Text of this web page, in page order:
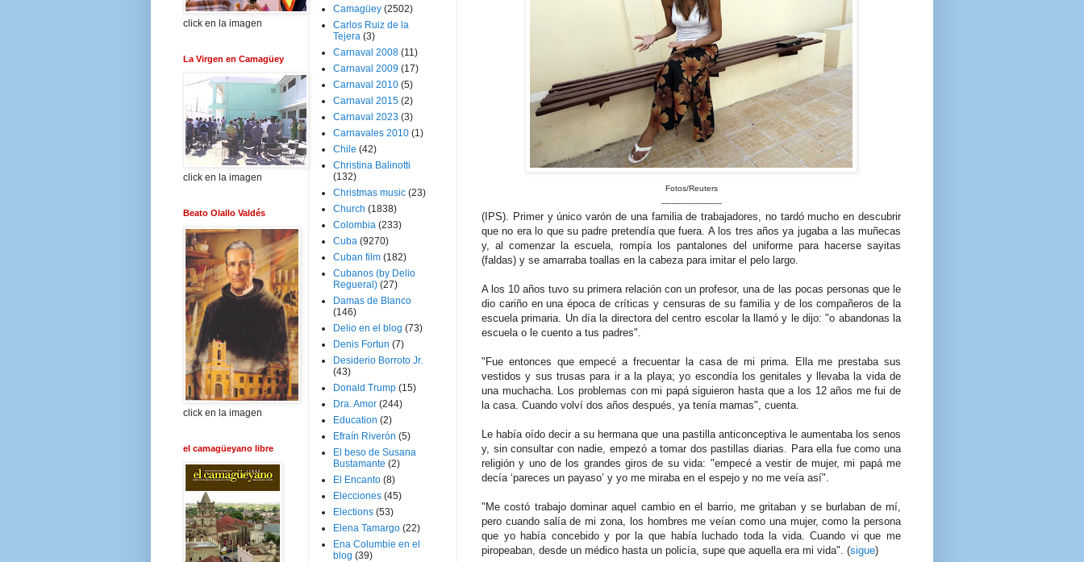
Fotos/Reuters
-------------------------
(IPS). Primer y único varón de una familia de trabajadores, no tardó mucho en descubrir
que no era lo que su padre pretendía que fuera. A los tres años ya jugaba a las muñecas
y, al comenzar la escuela, rompía los pantalones del uniforme para hacerse sayitas
(faldas) y se amarraba toallas en la cabeza para imitar el pelo largo.
A los 10 años tuvo su primera relación con un profesor, una de las pocas personas que le
dio cariño en una época de críticas y censuras de su familia y de los compañeros de la
escuela primaria. Un día la directora del centro escolar la llamó y le dijo: "o abandonas la
escuela o le cuento a tus padres".
"Fue entonces que empecé a frecuentar la casa de mi prima. Ella me prestaba sus
vestidos y sus trusas para ir a la playa; yo escondía los genitales y llevaba la vida de
una muchacha. Los problemas con mi papá siguieron hasta que a los 12 años me fui de
la casa. Cuando volví dos años después, ya tenía mamas", cuenta.
Le había oído decir a su hermana que una pastilla anticonceptiva le aumentaba los senos
y, sin consultar con nadie, empezó a tomar dos pastillas diarias. Para ella fue como una
religión y uno de los grandes giros de su vida: "empecé a vestir de mujer, mi papá me
decía ‘pareces un payaso’ y yo me miraba en el espejo y no me veía así".
"Me costó trabajo dominar aquel cambio en el barrio, me gritaban y se burlaban de mí,
pero cuando salía de mi zona, los hombres me veían como una mujer, como la persona
que yo había concebido y por la que había luchado toda la vida. Cuando vi que me
piropeaban, desde un médico hasta un policía, supe que aquella era mi vida". (sigue)
click en la imagen
La Virgen en Camagüey
click en la imagen
Beato Olallo Valdés
click en la imagen
el camagüeyano libre
Camagüey (2502)
Carlos Ruiz de la
Tejera (3)
Carnaval 2008 (11)
Carnaval 2009 (17)
Carnaval 2010 (5)
Carnaval 2015 (2)
Carnaval 2023 (3)
Carnavales 2010 (1)
Chile (42)
Christina Balinotti
(132)
Christmas music (23)
Church (1838)
Colombia (233)
Cuba (9270)
Cuban film (182)
Cubanos (by Delio
Regueral) (27)
Damas de Blanco
(146)
Delio en el blog (73)
Denis Fortun (7)
Desiderio Borroto Jr.
(43)
Donald Trump (15)
Dra. Amor (244)
Education (2)
Efraín Riverón (5)
El beso de Susana
Bustamante (2)
El Encanto (8)
Elecciones (45)
Elections (53)
Elena Tamargo (22)
Ena Columbie en el
blog (39)